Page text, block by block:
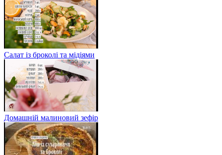
Салат із броколі та мідіями
Домашній малиновий зефір